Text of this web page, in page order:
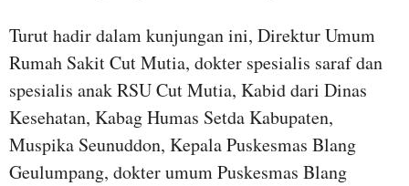
Turut hadir dalam kunjungan ini, Direktur Umum
Rumah Sakit Cut Mutia, dokter spesialis saraf dan
spesialis anak RSU Cut Mutia, Kabid dari Dinas
Kesehatan, Kabag Humas Setda Kabupaten,
Muspika Seunuddon, Kepala Puskesmas Blang
Geulumpang, dokter umum Puskesmas Blang